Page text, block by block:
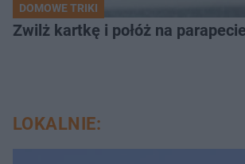
DOMOWE TRIKI
Zwilż kartkę i połóż na
LOKALNIE: